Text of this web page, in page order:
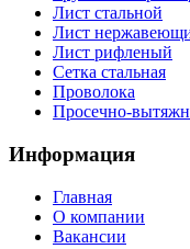
Лист стальной
Лист
Лист рифленый
Сетка стальная
Проволока
Просечно-
Информация
Главная
О компании
Вакансии